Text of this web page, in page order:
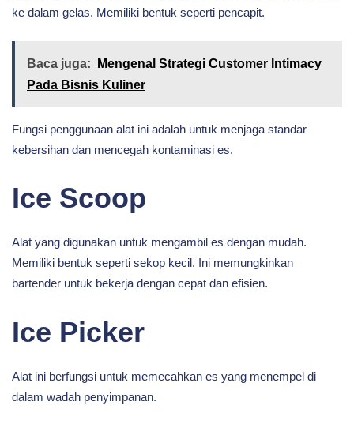
ke dalam gelas. Memiliki bentuk seperti pencapit.
Baca juga:
Mengenal Strategi Customer Intimacy
Pada Bisnis Kuliner
Fungsi penggunaan alat ini adalah untuk menjaga standar
kebersihan dan mencegah kontaminasi es.
Ice Scoop
Alat yang digunakan untuk mengambil es dengan mudah.
Memiliki bentuk seperti sekop kecil. Ini memungkinkan
bartender untuk bekerja dengan cepat dan efisien.
Ice Picker
Alat ini berfungsi untuk memecahkan es yang menempel di
dalam wadah penyimpanan.